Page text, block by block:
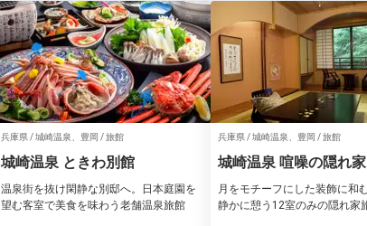
兵庫県 / 城崎温泉、豊岡 / 旅館
城崎温泉 ときわ別館
温泉街を抜け閑静な別邸へ。日本庭園を
望む客室で美食を味わう老舗温泉旅館
兵庫県 / 城崎温泉、豊岡 / 旅館
城崎温泉 喧噪の隠れ家
ずく
月をモチーフにした装飾に和
静かに憩う12室のみの隠れ家